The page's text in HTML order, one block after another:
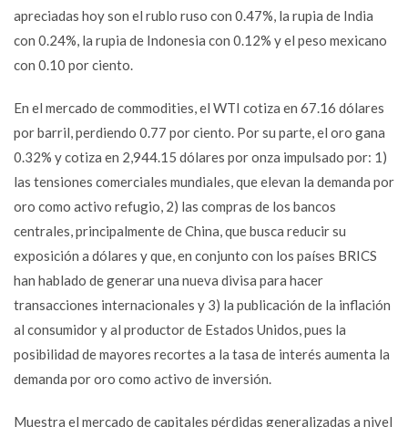
apreciadas hoy son el rublo ruso con 0.47%, la rupia de India
con 0.24%, la rupia de Indonesia con 0.12% y el peso mexicano
con 0.10 por ciento.
En el mercado de commodities, el WTI cotiza en 67.16 dólares
por barril, perdiendo 0.77 por ciento. Por su parte, el oro gana
0.32% y cotiza en 2,944.15 dólares por onza impulsado por: 1)
las tensiones comerciales mundiales, que elevan la demanda por
oro como activo refugio, 2) las compras de los bancos
centrales, principalmente de China, que busca reducir su
exposición a dólares y que, en conjunto con los países BRICS
han hablado de generar una nueva divisa para hacer
transacciones internacionales y 3) la publicación de la inflación
al consumidor y al productor de Estados Unidos, pues la
posibilidad de mayores recortes a la tasa de interés aumenta la
demanda por oro como activo de inversión.
Muestra el mercado de capitales pérdidas generalizadas a nivel